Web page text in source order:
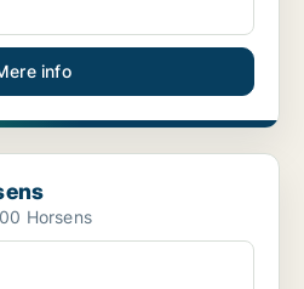
info
Horsens